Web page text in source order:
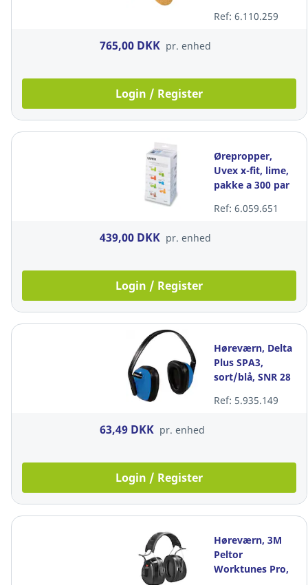
Ref: 6.110.259
765,00 DKK pr. enhed
Login / Register
Ørepropper,
Uvex x-fit, lime,
pakke a 300 par
Ref: 6.059.651
439,00 DKK pr. enhed
Login / Register
Høreværn, Delta
Plus SPA3,
sort/blå, SNR 28
Ref: 5.935.149
63,49 DKK pr. enhed
Login / Register
Høreværn, 3M
Peltor
Worktunes Pro,